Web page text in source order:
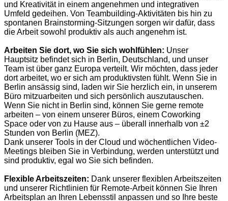
und Kreativität in einem angenehmen und integrativen
Umfeld gedeihen. Von Teambuilding-Aktivitäten bis hin zu
spontanen Brainstorming-Sitzungen sorgen wir dafür, dass
die Arbeit sowohl produktiv als auch angenehm ist.
Arbeiten Sie dort, wo Sie sich wohlfühlen: Unser
Hauptsitz befindet sich in Berlin, Deutschland, und unser
Team ist über ganz Europa verteilt. Wir möchten, dass jeder
dort arbeitet, wo er sich am produktivsten fühlt. Wenn Sie in
Berlin ansässig sind, laden wir Sie herzlich ein, in unserem
Büro mitzuarbeiten und sich persönlich auszutauschen.
Wenn Sie nicht in Berlin sind, können Sie gerne remote
arbeiten – von einem unserer Büros, einem Coworking
Space oder von zu Hause aus – überall innerhalb von ±2
Stunden von Berlin (MEZ).
Dank unserer Tools in der Cloud und wöchentlichen Video-
Meetings bleiben Sie in Verbindung, werden unterstützt und
sind produktiv, egal wo Sie sich befinden.
Flexible Arbeitszeiten: Dank unserer flexiblen Arbeitszeiten
und unserer Richtlinien für Remote-Arbeit können Sie Ihren
Arbeitsplan an Ihren Lebensstil anpassen und so Ihre beste